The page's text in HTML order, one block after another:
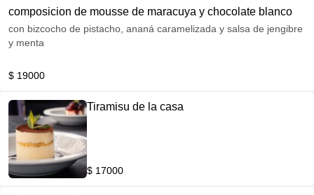
composicion de mousse de maracuya y chocolate blanco
con bizcocho de pistacho, ananá caramelizada y salsa de jengibre
y menta
$ 19000
Tiramisu de la casa
$ 17000